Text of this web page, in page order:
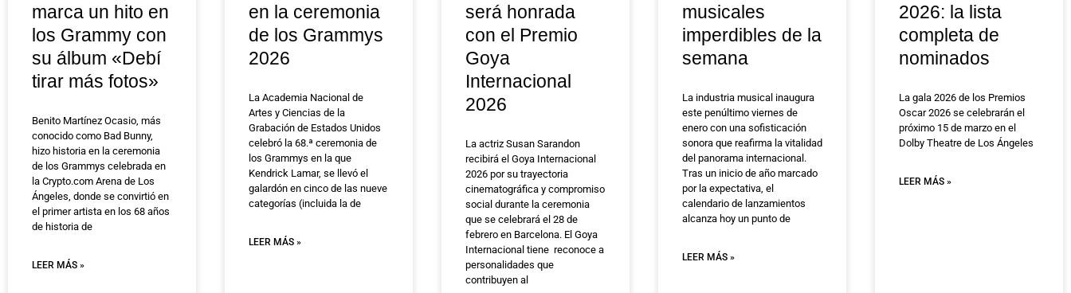
marca un hito en
los Grammy con
su álbum «Debí
tirar más fotos»
Benito Martínez Ocasio, más
conocido como Bad Bunny,
hizo historia en la ceremonia
de los Grammys celebrada en
la Crypto.com Arena de Los
Ángeles, donde se convirtió en
el primer artista en los 68 años
de historia de
LEER MÁS »
en la ceremonia
de los Grammys
2026
La Academia Nacional de
Artes y Ciencias de la
Grabación de Estados Unidos
celebró la 68.ª ceremonia de
los Grammys en la que
Kendrick Lamar, se llevó el
galardón en cinco de las nueve
categorías (incluida la de
LEER MÁS »
será honrada
con el Premio
Goya
Internacional
2026
La actriz Susan Sarandon
recibirá el Goya Internacional
2026 por su trayectoria
cinematográfica y compromiso
social durante la ceremonia
que se celebrará el 28 de
febrero en Barcelona. El Goya
Internacional tiene reconoce a
personalidades que
contribuyen al
musicales
imperdibles de la
semana
La industria musical inaugura
este penúltimo viernes de
enero con una sofisticación
sonora que reafirma la vitalidad
del panorama internacional.
Tras un inicio de año marcado
por la expectativa, el
calendario de lanzamientos
alcanza hoy un punto de
LEER MÁS »
2026: la lista
completa de
nominados
La gala 2026 de los Premios
Oscar 2026 se celebrarán el
próximo 15 de marzo en el
Dolby Theatre de Los Ángeles
LEER MÁS »